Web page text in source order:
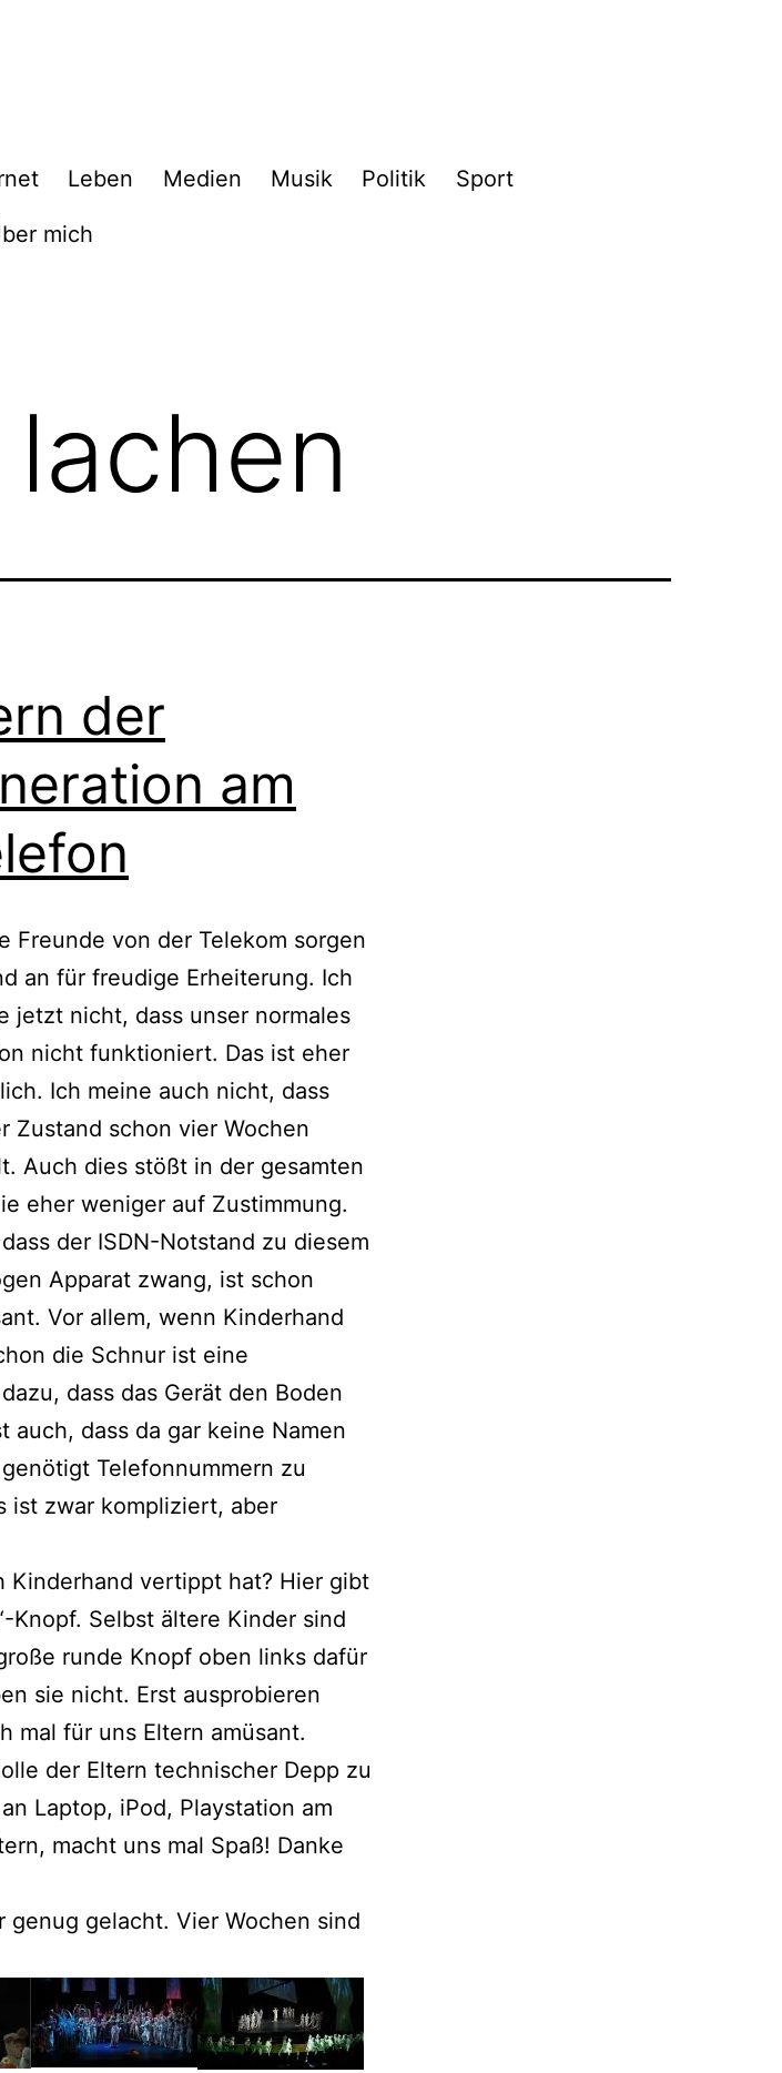
Leben Medien Musik Politik Sport
mich
lachen
der
am
Freunde von der Telekom sorgen
an für freudige Erheiterung. Ich
jetzt nicht, dass unser normales
nicht funktioniert. Das ist eher
Ich meine auch nicht, dass
Zustand schon vier Wochen
Auch dies stößt in der gesamten
eher weniger auf Zustimmung.
der ISDN-Notstand zu diesem
Apparat zwang, ist schon
Vor allem, wenn Kinderhand
die Schnur ist eine
dass das Gerät den Boden
auch, dass da gar keine Namen
Telefonnummern zu
ist zwar kompliziert, aber
Kinderhand vertippt hat? Hier gibt
Knopf. Selbst ältere Kinder sind
runde Knopf oben links dafür
sie nicht. Erst ausprobieren
mal für uns Eltern amüsant.
der Eltern technischer Depp zu
Laptop, iPod, Playstation am
macht uns mal Spaß! Danke
genug gelacht. Vier Wochen sind